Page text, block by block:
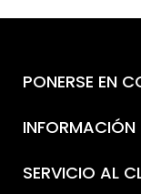
PONERSE EN
INFORMACIÓN
SERVICIO AL